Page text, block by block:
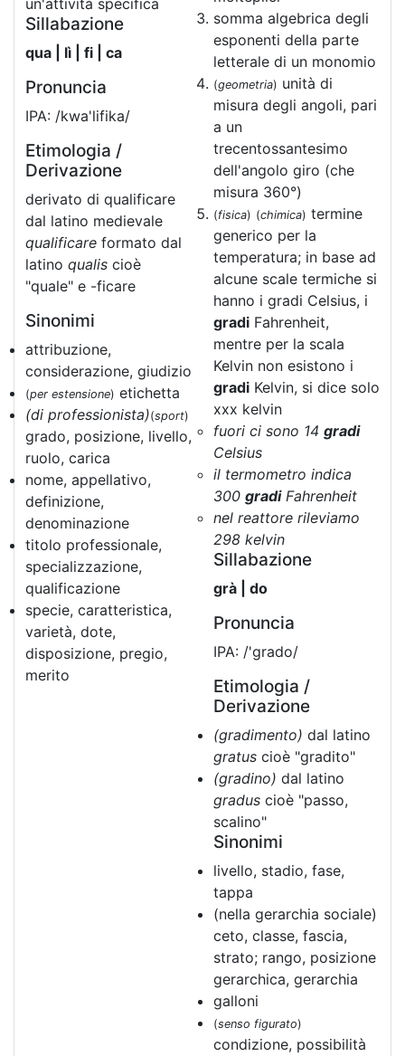
un'attività specifica
Sillabazione
qua | lì | fi | ca
Pronuncia
IPA: /kwa'lifika/
Etimologia /
Derivazione
derivato di qualificare
dal latino medievale
qualificare formato dal
latino qualis cioè
"quale" e -ficare
Sinonimi
attribuzione,
considerazione, giudizio
(per estensione) etichetta
(di professionista)(sport)
grado, posizione, livello,
ruolo, carica
nome, appellativo,
definizione,
denominazione
titolo professionale,
specializzazione,
qualificazione
specie, caratteristica,
varietà, dote,
disposizione, pregio,
merito
somma algebrica degli
esponenti della parte
letterale di un monomio
(geometria) unità di
misura degli angoli, pari
a un
trecentossantesimo
dell'angolo giro (che
misura 360°)
(fisica) (chimica) termine
generico per la
temperatura; in base ad
alcune scale termiche si
hanno i gradi Celsius, i
gradi Fahrenheit,
mentre per la scala
Kelvin non esistono i
gradi Kelvin, si dice solo
xxx kelvin
fuori ci sono 14 gradi
Celsius
il termometro indica
300 gradiFahrenheit
nel reattore rileviamo
298 kelvin
Sillabazione
grà | do
Pronuncia
IPA: /'grado/
Etimologia /
Derivazione
(gradimento) dal latino
gratus cioè "gradito"
(gradino) dal latino
gradus cioè "passo,
scalino"
Sinonimi
livello, stadio, fase,
tappa
(nella gerarchia sociale)
ceto, classe, fascia,
strato; rango, posizione
gerarchica, gerarchia
galloni
(senso figurato)
condizione, possibilità